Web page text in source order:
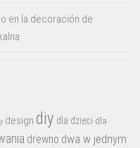
en la decoración de
design diy dla dzieci dla
drewno dwa w jednym